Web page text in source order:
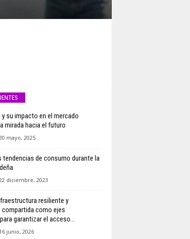
su impacto en el mercado
mirada hacia el futuro
mayo, 2025
tendencias de consumo durante la
diciembre, 2023
resiliente y
compartida como ejes
garantizar el acceso...
16 junio, 2026